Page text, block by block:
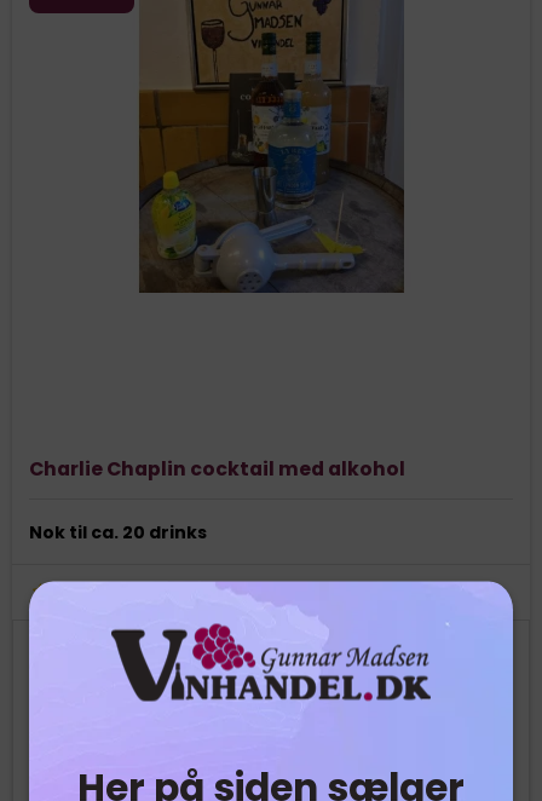
Her på siden sælger
Charlie Chaplin cocktail med alkohol
Nok til ca. 20 drinks
679,95 DKK
611,96 DKK